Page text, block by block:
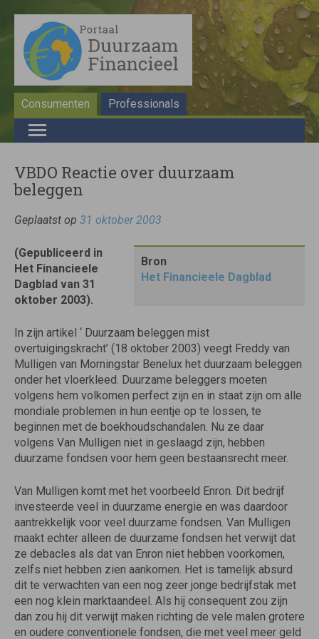
Consumenten Professionals
VBDO Reactie over duurzaam
beleggen
Geplaatst op 31 oktober 2003
Bron
Het Financieele Dagblad
(Gepubliceerd in
Het Financieele
Dagblad van 31
oktober 2003).
In zijn artikel ‘ Duurzaam beleggen mist
overtuigingskracht’ (18 oktober 2003) veegt Freddy van
Mulligen van Morningstar Benelux het duurzaam beleggen
onder het vloerkleed. Duurzame beleggers moeten
volgens hem volkomen perfect zijn en in staat zijn om alle
mondiale problemen in hun eentje op te lossen, te
beginnen met de boekhoudschandalen. Nu ze daar
volgens Van Mulligen niet in geslaagd zijn, hebben
duurzame fondsen voor hem geen bestaansrecht meer.
Van Mulligen komt met het voorbeeld Enron. Dit bedrijf
investeerde veel in duurzame energie en was daardoor
aantrekkelijk voor veel duurzame fondsen. Van Mulligen
maakt echter alleen de duurzame fondsen het verwijt dat
ze debacles als dat van Enron niet hebben voorkomen,
zelfs niet hebben zien aankomen. Het is tamelijk absurd
dit te verwachten van een nog zeer jonge bedrijfstak met
een nog klein marktaandeel. Als hij consequent zou zijn
dan zou hij dit verwijt maken richting de vele malen grotere
en oudere conventionele fondsen, die met veel meer geld